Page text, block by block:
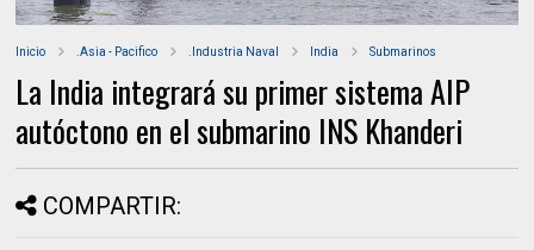
Inicio .Asia - Pacifico .Industria Naval India Submarinos
La India integrará su primer sistema AIP
autóctono en el submarino INS Khanderi
COMPARTIR: